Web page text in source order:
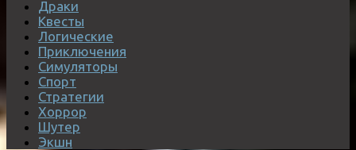
Драки
Квесты
Логические
Приключения
Симуляторы
Спорт
Стратегии
Хоррор
Шутер
Экшн